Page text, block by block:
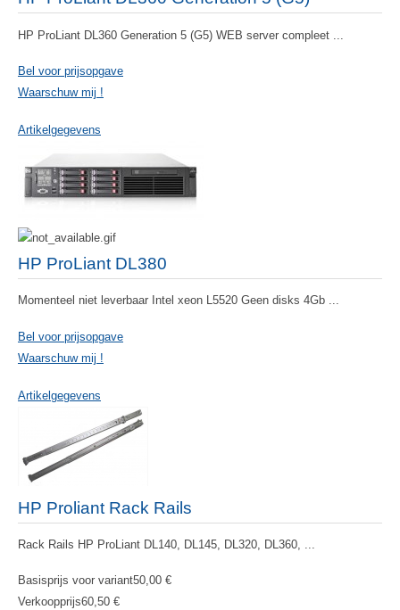
HP ProLiant DL360 Generation 5 (G5) WEB server compleet ...
Bel voor prijsopgave
Waarschuw mij !
Artikelgegevens
HP ProLiant DL380
Momenteel niet leverbaar Intel xeon L5520 Geen disks 4Gb ...
Bel voor prijsopgave
Waarschuw mij !
Artikelgegevens
HP Proliant Rack Rails
Rack Rails HP ProLiant DL140, DL145, DL320, DL360, ...
Basisprijs voor variant50,00 €
Verkoopprijs60,50 €